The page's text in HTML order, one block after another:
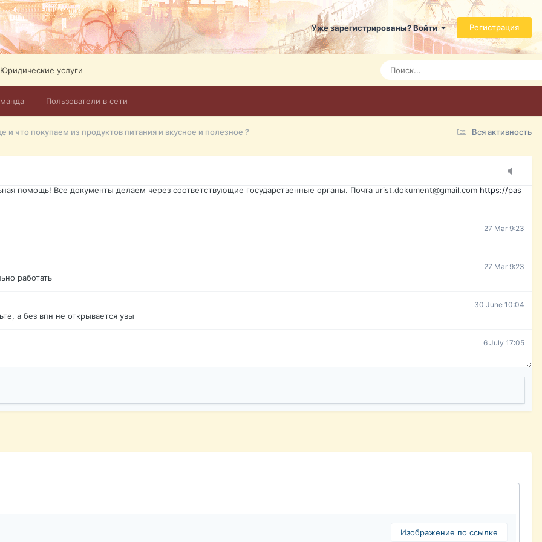
Уже зарегистрированы? Войти Регистрация
Пользователи в сети
Юридические услуги
Вся активность
и что покупаем из продуктов питания и вкусное и полезное ?
Абонемент на 4 тв всего 12,5 Евро в месяц! Легко настроить справится даже ребенок. Быстрое оформление договора с
+972-526-384-339
Today 3:21
Today 3:24
Today 3:28
форума?т из э
15 Mar 16:47
помощь! Все документы делаем через соответствующие государственные органы. Почта urist.dokument@gmail.com https://pas
27 Mar 9:23
27 Mar 9:23
работать
30 June 10:04
а без впн не открывается увы
6 July 17:05
Изображение по ссылке